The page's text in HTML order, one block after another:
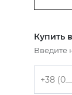
Купить
Введите